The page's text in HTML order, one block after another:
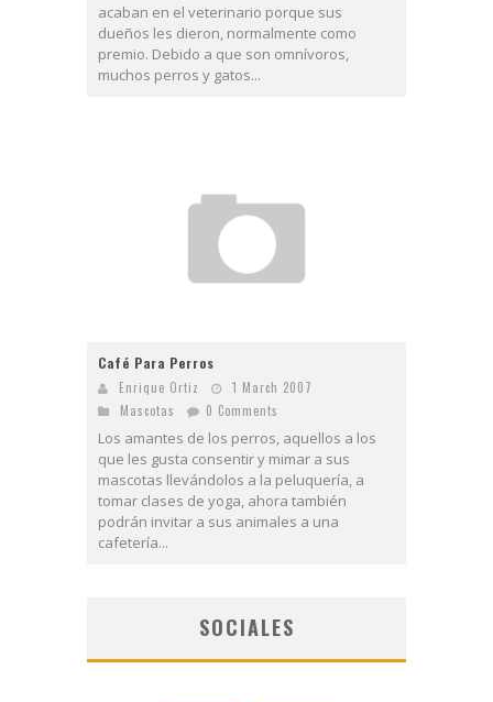
acaban en el veterinario porque sus
dueños les dieron, normalmente como
premio. Debido a que son omnívoros,
muchos perros y gatos...
Café Para Perros
Enrique Ortiz
1 March 2007
Mascotas
0 Comments
Los amantes de los perros, aquellos a los
que les gusta consentir y mimar a sus
mascotas llevándolos a la peluquería, a
tomar clases de yoga, ahora también
podrán invitar a sus animales a una
cafetería...
SOCIALES